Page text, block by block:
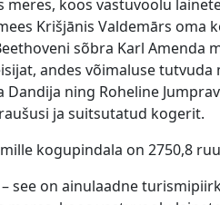
meres, koos vastuvoolu
Krišjānis Valdemārs oma
sõbra Karl Amenda
andes võimaluse
ning Roheline
ja suitsutatud kogerit.
kogupindala on 2750,8
see on ainulaadne